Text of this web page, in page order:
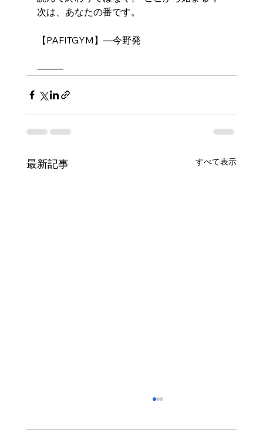
次は、あなたの番です。
【PAFITGYM】―今野発
⸻
最新記事 すべて表示